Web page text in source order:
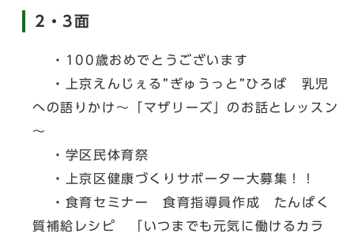
2・3面
・100歳おめでとうございます
・上京えんじぇる”ぎゅうっと”ひろば 乳児
への語りかけ～「マザリーズ」のお話とレッスン
～
・学区民体育祭
・上京区健康づくりサポーター大募集！！
・食育セミナー 食育指導員作成 たんぱく
質補給レシピ 「いつまでも元気に働けるカラ